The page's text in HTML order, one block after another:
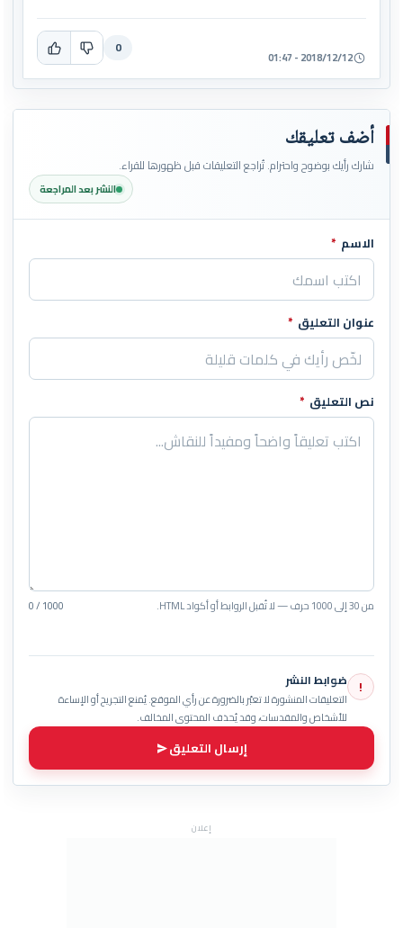
2018/12/12 - 01:47
0
أضف تعليقك
شارك رأيك بوضوح واحترام. تُراجع التعليقات قبل ظهورها للقراء.
النشر بعد المراجعة
اترك هذا الحقل فارغاً
الاسم *
عنوان التعليق *
نص التعليق *
من 30 إلى 1000 حرف — لا تُقبل الروابط أو أكواد HTML. 0 / 1000
! ضوابط النشر
التعليقات المنشورة لا تعبّر بالضرورة عن رأي الموقع. يُمنع التجريح أو الإساءة
للأشخاص والمقدسات، وقد يُحذف المحتوى المخالف.
إرسال التعليق
إعلان